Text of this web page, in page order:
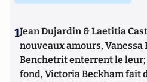
1Jean Dujardin & Laetitia
nouveaux amours, Vanessa
Benchetrit enterrent le
fond, Victoria Beckham fait